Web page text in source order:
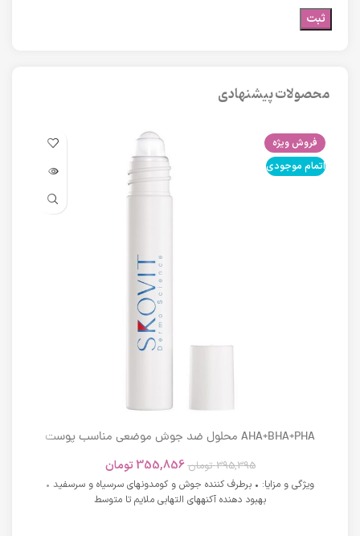
محصولات پیشنهادی
فروش ویژه
اتمام موجودی
AHA+BHA+PHA محلول ضد جوش موضعی مناسب پوست
395,395 تومان 355,856 تومان
ویژگی و مزایا: • برطرف کننده جوش و کومدونهای سرسیاه و سرسفید •
بهبود دهنده آکنههای التهابی ملایم تا متوسط